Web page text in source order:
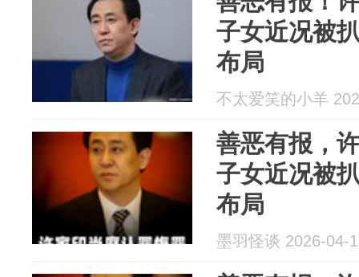
子女近况被
布局
不太爱笑的小羊
善恶有报，
子女近况被
布局
墨羽怪谈 2026-04-